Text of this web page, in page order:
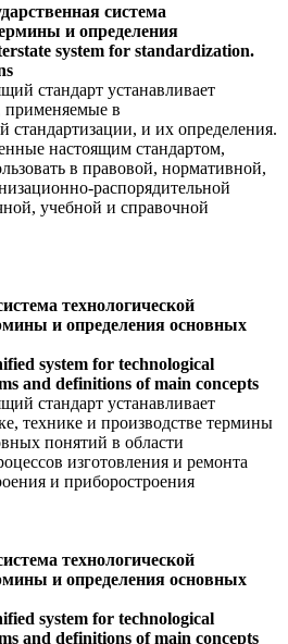
система
и определения
system for standardization.
стандарт устанавливает
в
стандартизации, и их определения.
настоящим стандартом,
в правовой, нормативной,
распорядительной
учебной и справочной
технологической
и определения основных
system for technological
and definitions of main concepts
стандарт устанавливает
технике и производстве термины
понятий в области
изготовления и ремонта
и приборостроения
технологической
и определения основных
system for technological
and definitions of main concepts